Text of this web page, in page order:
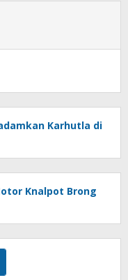
Karhutla di
Knalpot Brong